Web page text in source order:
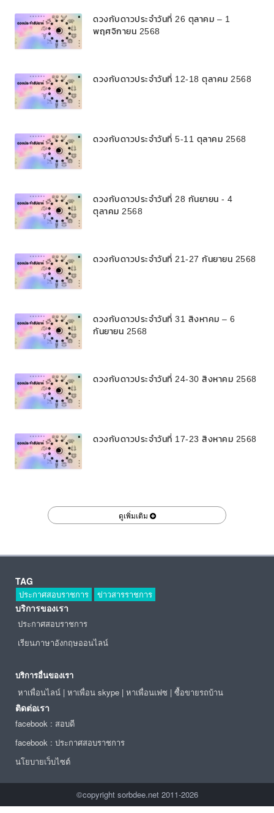
ดวงกับดาวประจำวันที่ 26 ตุลาคม – 1
พฤศจิกายน 2568
ดวงกับดาวประจำวันที่ 12-18 ตุลาคม 2568
ดวงกับดาวประจำวันที่ 5-11 ตุลาคม 2568
ดวงกับดาวประจำวันที่ 28 กันยายน - 4
ตุลาคม 2568
ดวงกับดาวประจำวันที่ 21-27 กันยายน 2568
ดวงกับดาวประจำวันที่ 31 สิงหาคม – 6
กันยายน 2568
ดวงกับดาวประจำวันที่ 24-30 สิงหาคม 2568
ดวงกับดาวประจำวันที่ 17-23 สิงหาคม 2568
ดูเพิ่มเติม
TAG
ประกาศสอบราชการ ข่าวสารราชการ
บริการของเรา
ประกาศสอบราชการ
เรียนภาษาอังกฤษออนไลน์
บริการอื่นของเรา
หาเพื่อนไลน์ | หาเพื่อน skype | หาเพื่อนเฟซ | ซื้อขายรถบ้าน
ติดต่อเรา
facebook : สอบดี
facebook : ประกาศสอบราชการ
นโยบายเว็บไซต์
©copyright sorbdee.net 2011-2026